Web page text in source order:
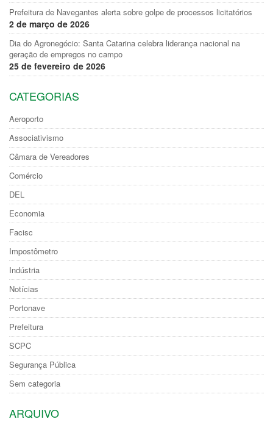
Prefeitura de Navegantes alerta sobre golpe de processos licitatórios
2 de março de 2026
Dia do Agronegócio: Santa Catarina celebra liderança nacional na
geração de empregos no campo
25 de fevereiro de 2026
CATEGORIAS
Aeroporto
Associativismo
Câmara de Vereadores
Comércio
DEL
Economia
Facisc
Impostômetro
Indústria
Notícias
Portonave
Prefeitura
SCPC
Segurança Pública
Sem categoria
ARQUIVO